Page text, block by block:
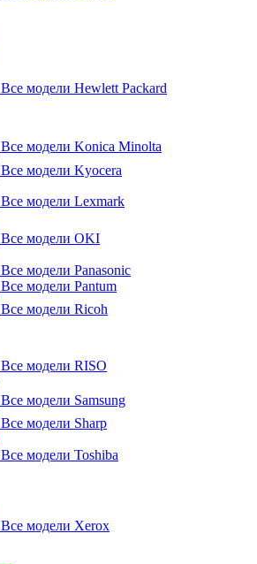
Все модели Hewlett Packard
Все модели Konica Minolta
Все модели Kyocera
Все модели Lexmark
Все модели OKI
Все модели Panasonic
Все модели Pantum
Все модели Ricoh
Все модели RISO
Все модели Samsung
Все модели Sharp
Все модели Toshiba
Все модели Xerox